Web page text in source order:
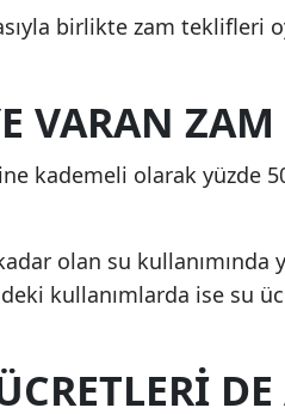
birlikte zam teklifleri
VARAN ZAM
kademeli olarak yüzde
olan su kullanımında
kullanımlarda ise su